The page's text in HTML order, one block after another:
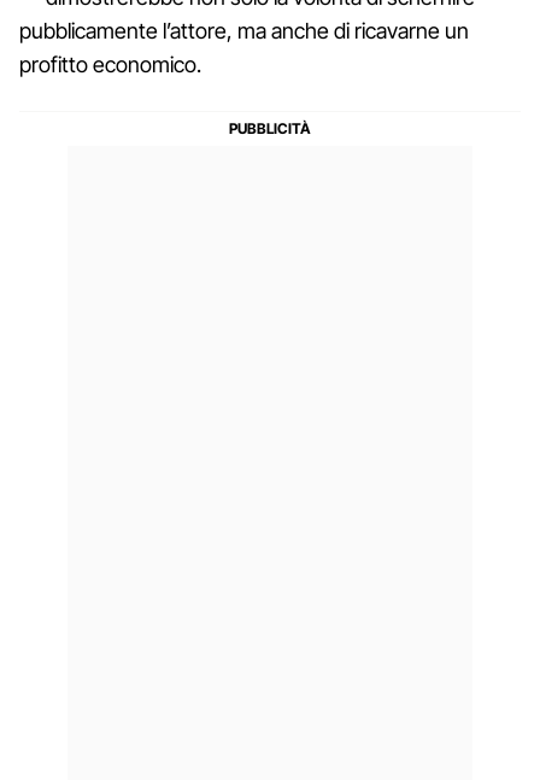
pubblicamente l’attore, ma anche di ricavarne un
profitto economico.